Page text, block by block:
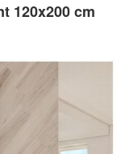
120x200 cm